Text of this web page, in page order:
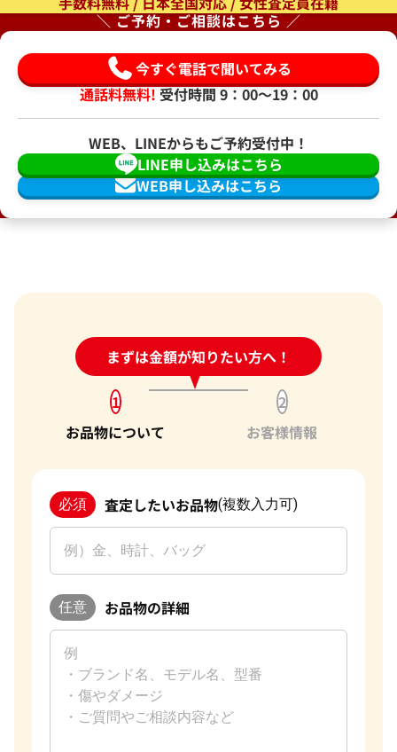
＼ ご予約・ご相談はこちら ／
今すぐ電話で聞いてみる
通話料無料!受付時間 9：00〜19：00
WEB、LINEからもご予約受付中！
WEB申し込みはこちら
LINE申し込みはこちら
まずは金額が知りたい方へ！
24時間受付中!問い合わせフォーム
1
お品物について
2
お客様情報
必須 査定したいお品物(複数入力可)
任意 お品物の詳細